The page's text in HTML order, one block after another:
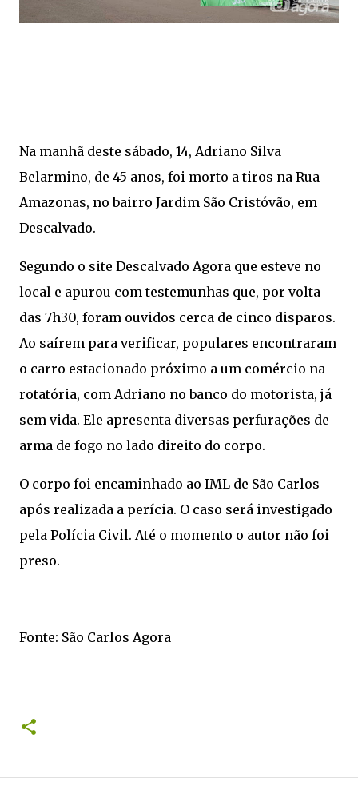
Na manhã deste sábado, 14, Adriano Silva
Belarmino, de 45 anos, foi morto a tiros na Rua
Amazonas, no bairro Jardim São Cristóvão, em
Descalvado.
Segundo o site Descalvado Agora que esteve no
local e apurou com testemunhas que, por volta
das 7h30, foram ouvidos cerca de cinco disparos.
Ao saírem para verificar, populares encontraram
o carro estacionado próximo a um comércio na
rotatória, com Adriano no banco do motorista, já
sem vida. Ele apresenta diversas perfurações de
arma de fogo no lado direito do corpo.
O corpo foi encaminhado ao IML de São Carlos
após realizada a perícia. O caso será investigado
pela Polícia Civil. Até o momento o autor não foi
preso.
Fonte: São Carlos Agora